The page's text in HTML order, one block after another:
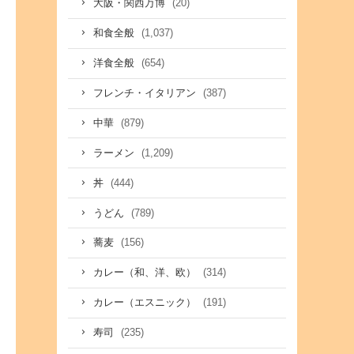
大阪・関西万博 (20)
和食全般 (1,037)
洋食全般 (654)
フレンチ・イタリアン (387)
中華 (879)
ラーメン (1,209)
丼 (444)
うどん (789)
蕎麦 (156)
カレー（和、洋、欧） (314)
カレー（エスニック） (191)
寿司 (235)